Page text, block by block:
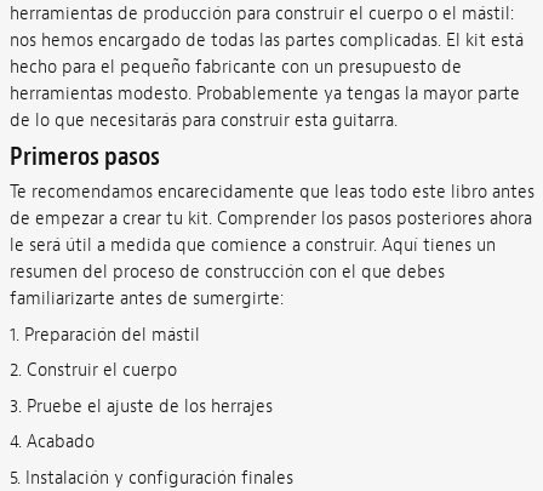
herramientas de producción para construir el cuerpo o el mástil:
nos hemos encargado de todas las partes complicadas. El kit está
hecho para el pequeño fabricante con un presupuesto de
herramientas modesto. Probablemente ya tengas la mayor parte
de lo que necesitarás para construir esta guitarra.
Primeros pasos
Te recomendamos encarecidamente que leas todo este libro antes
de empezar a crear tu kit. Comprender los pasos posteriores ahora
le será útil a medida que comience a construir. Aquí tienes un
resumen del proceso de construcción con el que debes
familiarizarte antes de sumergirte:
1. Preparación del mástil
2. Construir el cuerpo
3. Pruebe el ajuste de los herrajes
4. Acabado
5. Instalación y configuración finales